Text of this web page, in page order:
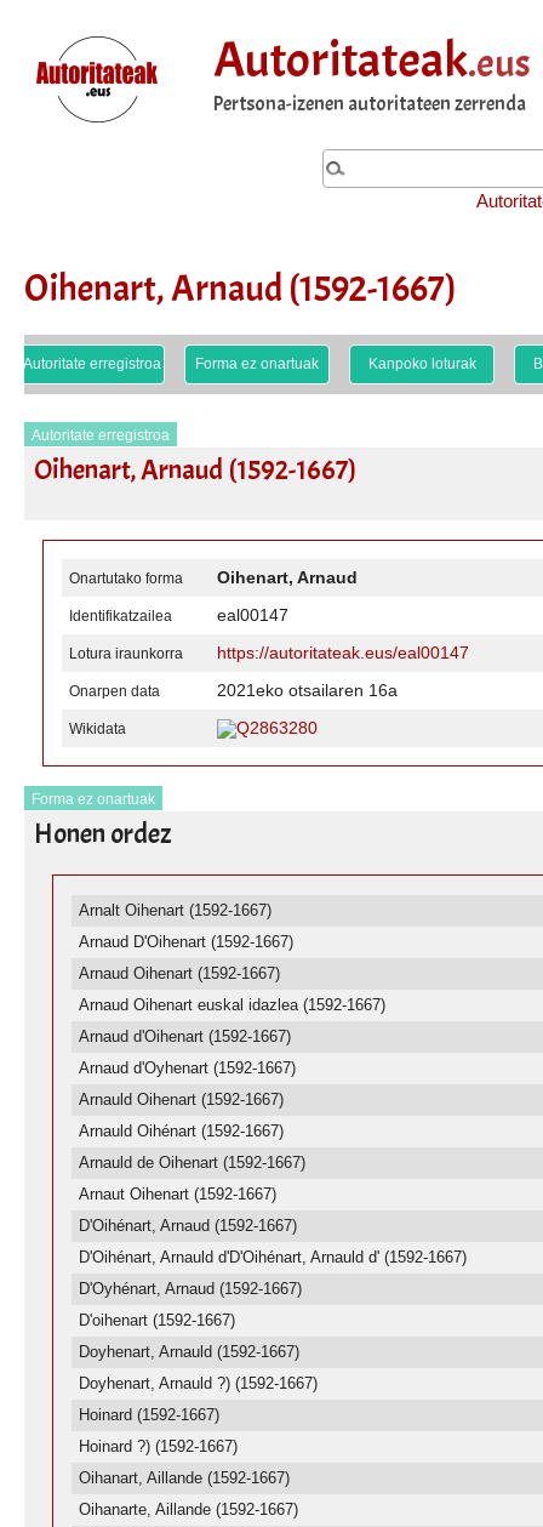
Autoritateak.eus
Pertsona-izenen autoritateen zerrenda
Oihenart, Arnaud (1592-1667)
Autoritate erregistroa Forma ez onartuak Kanpoko loturak
Autoritate erregistroa
Oihenart, Arnaud (1592-1667)
Onartutako forma Oihenart, Arnaud
Identifikatzailea eal00147
Lotura iraunkorra https://autoritateak.eus/eal00147
Onarpen data 2021eko otsailaren 16a
Wikidata Q2863280
Forma ez onartuak
Honen ordez
Arnalt Oihenart (1592-1667)
Arnaud D'Oihenart (1592-1667)
Arnaud Oihenart (1592-1667)
Arnaud Oihenart euskal idazlea (1592-1667)
Arnaud d'Oihenart (1592-1667)
Arnaud d'Oyhenart (1592-1667)
Arnauld Oihenart (1592-1667)
Arnauld Oihénart (1592-1667)
Arnauld de Oihenart (1592-1667)
Arnaut Oihenart (1592-1667)
D'Oihénart, Arnaud (1592-1667)
D'Oihénart, Arnauld d'D'Oihénart, Arnauld d' (1592-1667)
D'Oyhénart, Arnaud (1592-1667)
D'oihenart (1592-1667)
Doyhenart, Arnauld (1592-1667)
Doyhenart, Arnauld ?) (1592-1667)
Hoinard (1592-1667)
Hoinard ?) (1592-1667)
Oihanart, Aillande (1592-1667)
Oihanarte, Aillande (1592-1667)